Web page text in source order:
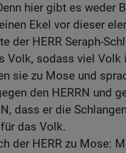
hier gibt es weder
Ekel vor dieser
der HERR Seraph-
Volk, sodass viel Volk
sie zu Mose und
den HERRN und
dass er die
das Volk.
der HERR zu Mose: